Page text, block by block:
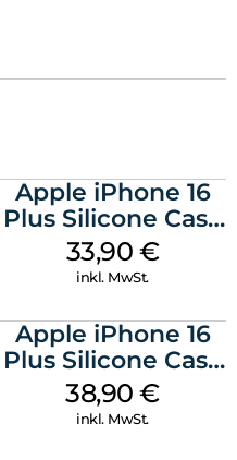
Apple iPhone 16
Plus Silicone Case
MagSafe Lake
Green
33,90 €
inkl. MwSt.
Apple iPhone 16
Plus Silicone Case
MagSafe Denim
38,90€
inkl. MwSt.